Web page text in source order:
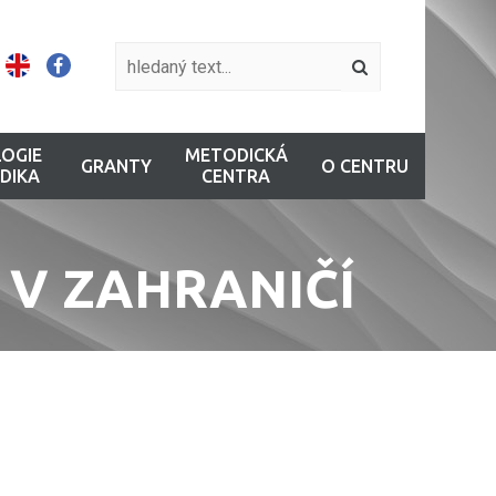
GRANTY
METODICKÁ
CENTRA
O CENTRU
ZAHRANIČÍ